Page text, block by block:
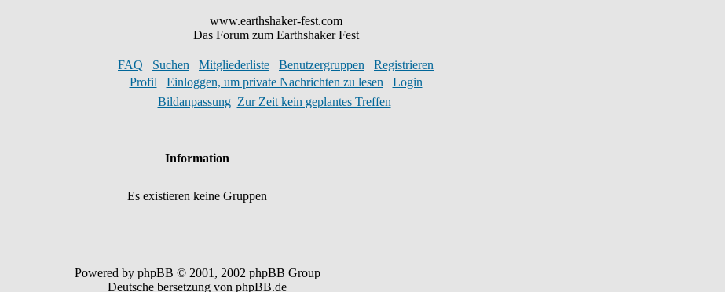
www.earthshaker-fest.com
Das Forum zum Earthshaker Fest
FAQ Suchen Mitgliederliste Benutzergruppen
Registrieren
Profil
Einloggen, um private Nachrichten zu lesen
Login
Bildanpassung Zur Zeit kein geplantes Treffen
Information
Es existieren keine Gruppen
Powered by phpBB © 2001, 2002 phpBB Group
Deutsche bersetzung von phpBB.de